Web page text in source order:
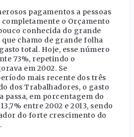
pagamentos a pessoas
o Orçamento
conhecida do grande
que chamo de grande folha
total. Hoje, esse número
73%, repetindo o
em 2002. Se
mais recente dos três
dos Trabalhadores, o gasto
passa, em porcentagem do
entre 2002 e 2013, sendo
do forte crescimento do